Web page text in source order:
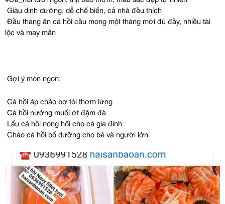
Giàu dinh dưỡng, dễ chế biến, cả nhà đều thích
Đầu tháng ăn cá hồi cầu mong một tháng mới đủ đầy, nhiều tài
lộc và may mắn
Gợi ý món ngon:
Cá hồi áp chảo bơ tỏi thơm lừng
Cá hồi nướng muối ớt đậm đà
Lẩu cá hồi nóng hổi cho cả gia đình
Cháo cá hồi bổ dưỡng cho bé và người lớn